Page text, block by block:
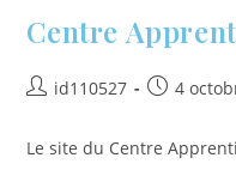
Centre
id110527 4
Le site du Centre